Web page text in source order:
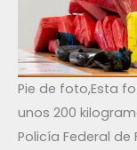
Pie de foto,Esta
unos 200
Policía Federal de